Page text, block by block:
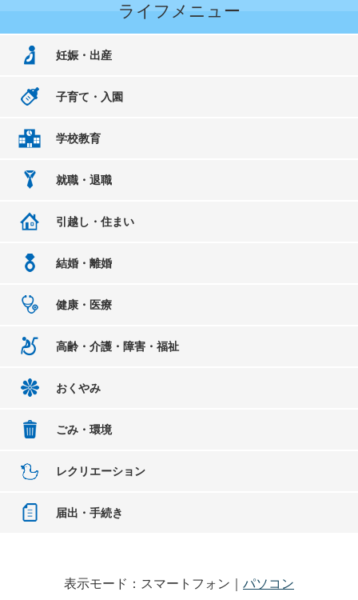
ライフメニュー
妊娠・出産
子育て・入園
学校教育
就職・退職
引越し・住まい
結婚・離婚
健康・医療
高齢・介護・障害・福祉
おくやみ
ごみ・環境
レクリエーション
届出・手続き
表示モード：スマートフォン｜ パソコン